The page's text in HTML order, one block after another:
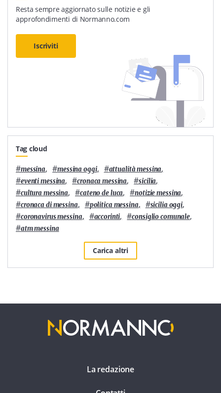
Resta sempre aggiornato sulle notizie e gli
approfondimenti di Normanno.com
Iscriviti
Tag cloud
#messina, #messina oggi, #attualità messina,
#eventi messina, #cronaca messina, #sicilia,
#cultura messina, #cateno de luca, #notizie messina,
#cronaca di messina, #politica messina, #sicilia oggi,
#coronavirus messina, #accorinti, #consiglio comunale,
#atm messina
Carica altri
La redazione